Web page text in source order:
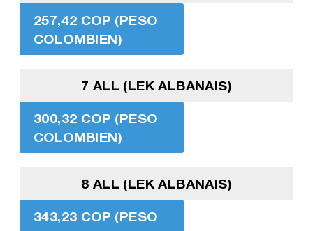
257,42 COP (PESO
COLOMBIEN)
7 ALL (LEK ALBANAIS)
300,32 COP (PESO
COLOMBIEN)
8 ALL (LEK ALBANAIS)
343,23 COP (PESO